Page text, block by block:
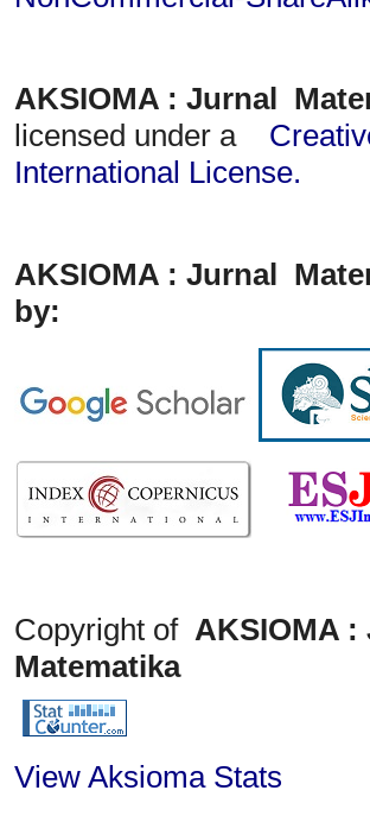
AKSIOMA : Jurnal
licensed under a
International License.
AKSIOMA : Jurnal
by:
Copyright ofAKSIOMA :
Matematika
View Aksioma Stats